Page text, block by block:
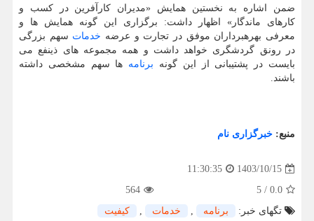
ضمن اشاره به نخستین همایش «مدیران کارآفرین در کسب و
کارهای ماندگار» اظهار داشت: برگزاری این گونه همایش ها و
معرفی بهرهبرداران موفق در تجارت و عرضه خدمات سهم بزرگی
در رونق گردشگری خواهد داشت و همه مجموعه های ذینفع می
بایست در پشتیبانی از این گونه برنامه ها سهم مشخصی داشته
باشند.
منبع: خبرگزاری نام
1403/10/15
11:30:35
0.0
/
5
564
تگهای خبر:
برنامه , خدمات , كیفیت